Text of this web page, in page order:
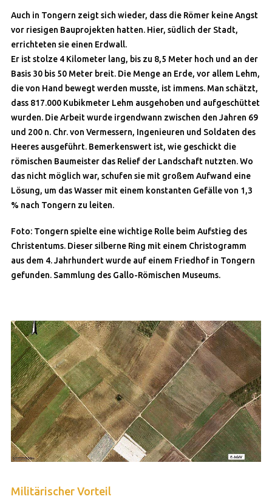
Auch in Tongern zeigt sich wieder, dass die Römer keine Angst
vor riesigen Bauprojekten hatten. Hier, südlich der Stadt,
errichteten sie einen Erdwall.
Er ist stolze 4 Kilometer lang, bis zu 8,5 Meter hoch und an der
Basis 30 bis 50 Meter breit. Die Menge an Erde, vor allem Lehm,
die von Hand bewegt werden musste, ist immens. Man schätzt,
dass 817.000 Kubikmeter Lehm ausgehoben und aufgeschüttet
wurden. Die Arbeit wurde irgendwann zwischen den Jahren 69
und 200 n. Chr. von Vermessern, Ingenieuren und Soldaten des
Heeres ausgeführt. Bemerkenswert ist, wie geschickt die
römischen Baumeister das Relief der Landschaft nutzten. Wo
das nicht möglich war, schufen sie mit großem Aufwand eine
Lösung, um das Wasser mit einem konstanten Gefälle von 1,3
% nach Tongern zu leiten.
Foto: Tongern spielte eine wichtige Rolle beim Aufstieg des
Christentums. Dieser silberne Ring mit einem Christogramm
aus dem 4. Jahrhundert wurde auf einem Friedhof in Tongern
gefunden. Sammlung des Gallo-Römischen Museums.
Militärischer Vorteil